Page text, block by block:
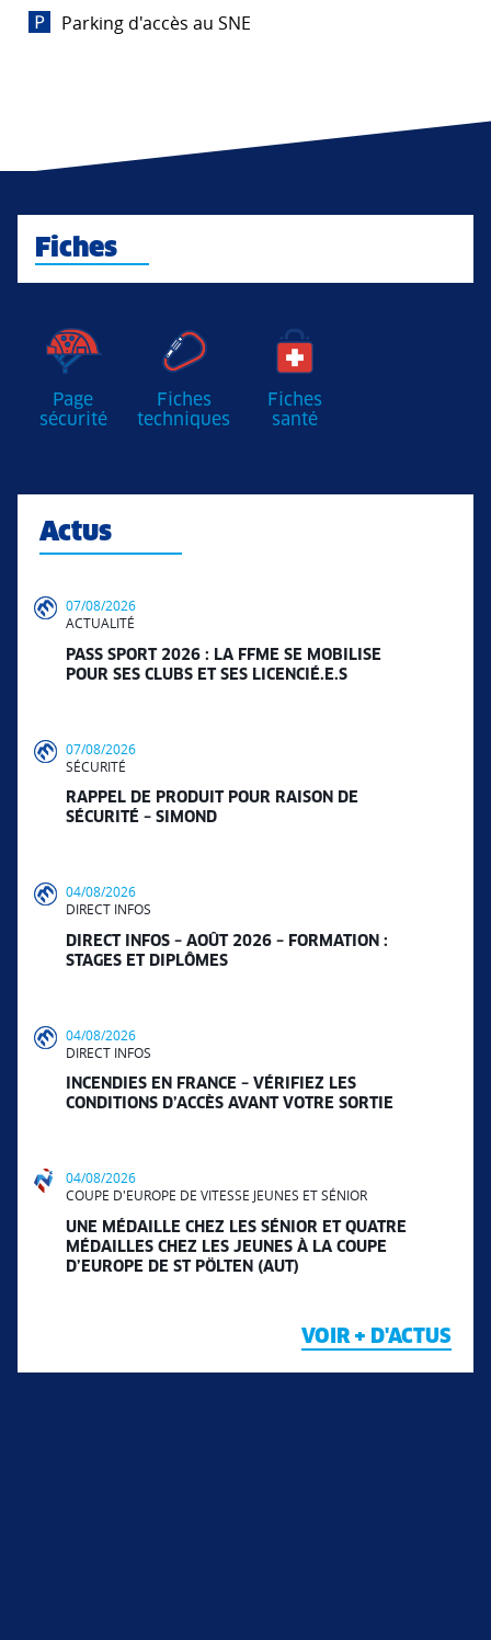
Parking d'accès au SNE
Fiches
Page
sécurité
Fiches
techniques
Fiches
santé
Actus
07/08/2026
ACTUALITÉ
PASS SPORT 2026 : LA FFME SE MOBILISE
POUR SES CLUBS ET SES LICENCIÉ.E.S
07/08/2026
SÉCURITÉ
RAPPEL DE PRODUIT POUR RAISON DE
SÉCURITÉ – SIMOND
04/08/2026
DIRECT INFOS
DIRECT INFOS – AOÛT 2026 – FORMATION :
STAGES ET DIPLÔMES
04/08/2026
DIRECT INFOS
INCENDIES EN FRANCE – VÉRIFIEZ LES
CONDITIONS D’ACCÈS AVANT VOTRE SORTIE
04/08/2026
COUPE D'EUROPE DE VITESSE JEUNES ET SÉNIOR
UNE MÉDAILLE CHEZ LES SÉNIOR ET QUATRE
MÉDAILLES CHEZ LES JEUNES À LA COUPE
D’EUROPE DE ST PÖLTEN (AUT)
VOIR + D'ACTUS